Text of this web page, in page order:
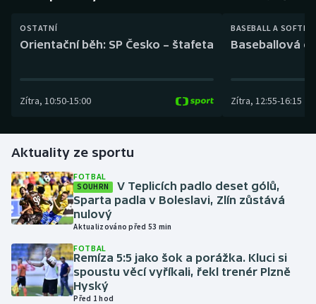
Dostihy
Futsal
Gymnastika
Házená
Jezdectví
Judo
OSTATNÍ
Orientační běh: SP Česko – štafeta
Zítra, 10:50-15:00
BASEBALL A
Baseballová
Zítra, 12:55-16:15
Aktuality ze sportu
FOTBAL
SOUHRN
V Teplicích padlo deset gólů,
Sparta padla v Boleslavi, Zlín zůstává
nulový
Aktualizováno před 53 min
FOTBAL
Remíza 5:5 jako šok a porážka. Kluci si
spoustu věcí vyříkali, řekl trenér Plzně
Hyský
Před 1 hod